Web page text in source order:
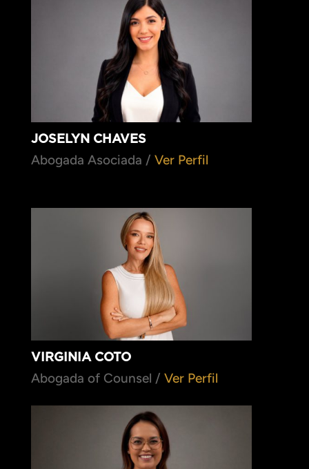
JOSELYN CHAVES
Abogada Asociada / Ver Perfil
VIRGINIA COTO
Abogada of Counsel / Ver Perfil